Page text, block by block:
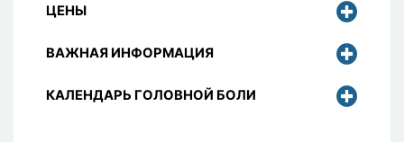
ЦЕНЫ
ВАЖНАЯ ИНФОРМАЦИЯ
КАЛЕНДАРЬ ГОЛОВНОЙ БОЛИ